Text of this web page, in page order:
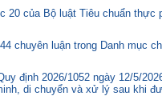
20 của Bộ luật Tiêu chuẩn
chuyên luận trong Danh mục
định 2026/1052 ngày 12/5/
di chuyển và xử lý sau khi